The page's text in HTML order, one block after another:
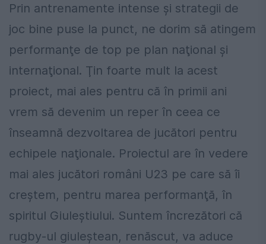
Prin antrenamente intense şi strategii de
joc bine puse la punct, ne dorim să atingem
performanţe de top pe plan naţional şi
internaţional. Ţin foarte mult la acest
proiect, mai ales pentru că în primii ani
vrem să devenim un reper în ceea ce
înseamnă dezvoltarea de jucători pentru
echipele naţionale. Proiectul are în vedere
mai ales jucători români U23 pe care să îi
creştem, pentru marea performanţă, în
spiritul Giuleştiului. Suntem încrezători că
rugby-ul giuleştean, renăscut, va aduce